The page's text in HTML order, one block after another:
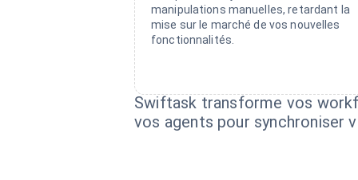
manipulations manuelles, retardant la
mise sur le marché de vos nouvelles
fonctionnalités.
Swiftask transforme vos
vos agents pour synchroniser